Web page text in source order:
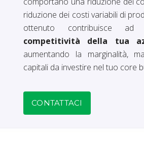
riduzione dei costi variabili di
ottenuto contribuisce ad
competitività della tua
aumentando la marginalità,
capitali da investire nel tuo core
CONTATTACI